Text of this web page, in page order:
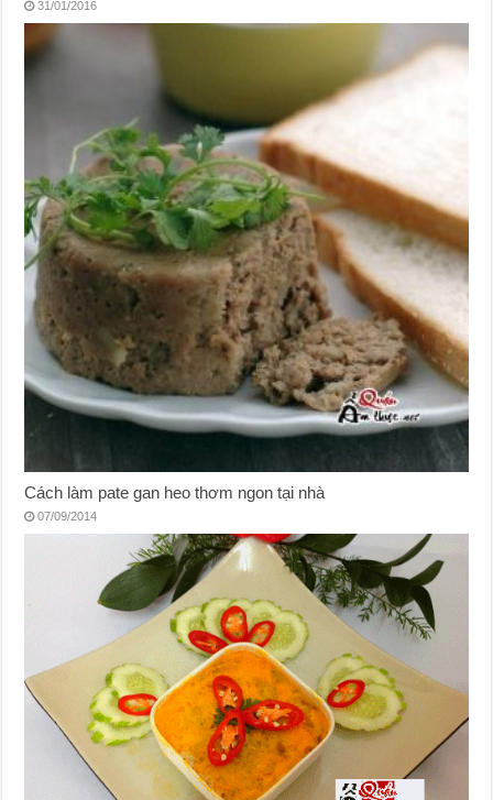
31/01/2016
Cách làm pate gan heo thơm ngon tại nhà
07/09/2014